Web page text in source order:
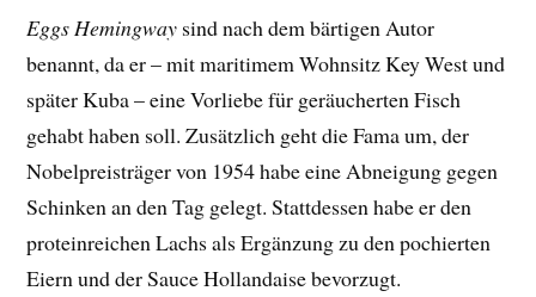
Eggs Hemingway sind nach dem bärtigen Autor
benannt, da er – mit maritimem Wohnsitz Key West und
später Kuba – eine Vorliebe für geräucherten Fisch
gehabt haben soll. Zusätzlich geht die Fama um, der
Nobelpreisträger von 1954 habe eine Abneigung gegen
Schinken an den Tag gelegt. Stattdessen habe er den
proteinreichen Lachs als Ergänzung zu den pochierten
Eiern und der Sauce Hollandaise bevorzugt.